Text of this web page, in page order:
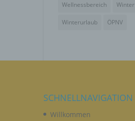
Wellnessbereich Winter
Winterurlaub ÖPNV
SCHNELLNAVIGATION
Willkommen